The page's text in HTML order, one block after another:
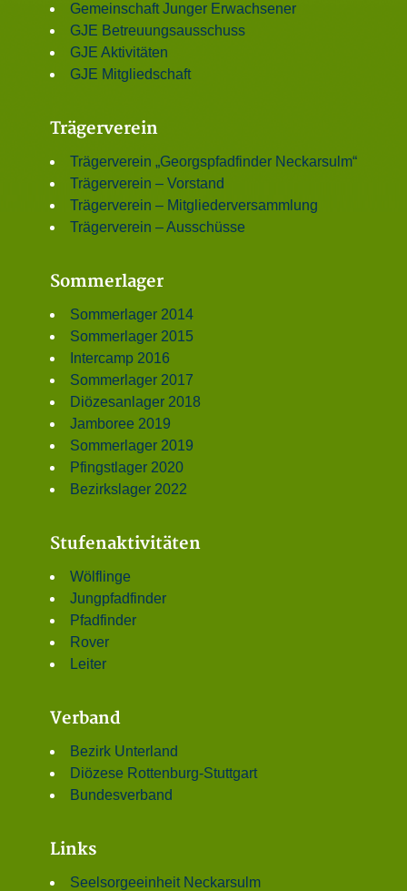
Gemeinschaft Junger Erwachsener
GJE Betreuungsausschuss
GJE Aktivitäten
GJE Mitgliedschaft
Trägerverein
Trägerverein „Georgspfadfinder Neckarsulm“
Trägerverein – Vorstand
Trägerverein – Mitgliederversammlung
Trägerverein – Ausschüsse
Sommerlager
Sommerlager 2014
Sommerlager 2015
Intercamp 2016
Sommerlager 2017
Diözesanlager 2018
Jamboree 2019
Sommerlager 2019
Pfingstlager 2020
Bezirkslager 2022
Stufenaktivitäten
Wölflinge
Jungpfadfinder
Pfadfinder
Rover
Leiter
Verband
Bezirk Unterland
Diözese Rottenburg-Stuttgart
Bundesverband
Links
Seelsorgeeinheit Neckarsulm